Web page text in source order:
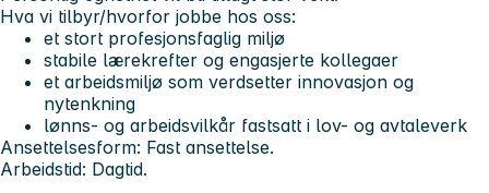
Hva vi tilbyr/hvorfor jobbe hos oss:
et stort profesjonsfaglig miljø
stabile lærekrefter og engasjerte kollegaer
et arbeidsmiljø som verdsetter innovasjon og
nytenkning
lønns- og arbeidsvilkår fastsatt i lov- og avtaleverk
Ansettelsesform: Fast ansettelse.
Arbeidstid: Dagtid.